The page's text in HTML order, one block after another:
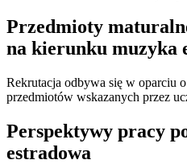
Przedmioty
na kierunku muzyka
Rekrutacja odbywa się w oparciu
przedmiotów wskazanych przez
Perspektywy pracy
estradowa